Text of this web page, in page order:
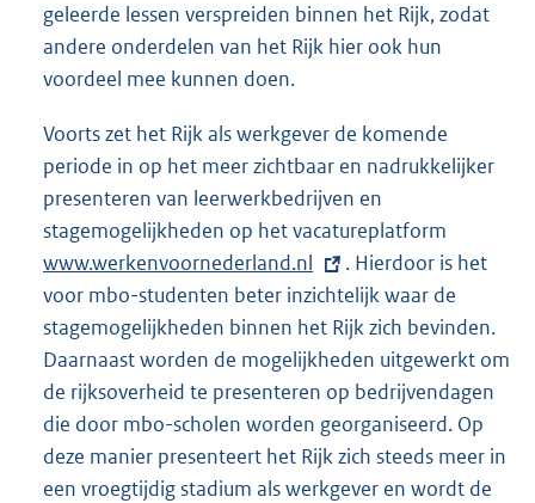
geleerde lessen verspreiden binnen het Rijk, zodat
andere onderdelen van het Rijk hier ook hun
voordeel mee kunnen doen.
Voorts zet het Rijk als werkgever de komende
periode in op het meer zichtbaar en nadrukkelijker
presenteren van leerwerkbedrijven en
stagemogelijkheden op het vacatureplatform
x
t
e
r
n
e
l
i
www.werkenvoornederland.nl
. Hierdoor is het
voor mbo-studenten beter inzichtelijk waar de
stagemogelijkheden binnen het Rijk zich bevinden.
Daarnaast worden de mogelijkheden uitgewerkt om
de rijksoverheid te presenteren op bedrijvendagen
die door mbo-scholen worden georganiseerd. Op
deze manier presenteert het Rijk zich steeds meer in
een vroegtijdig stadium als werkgever en wordt de